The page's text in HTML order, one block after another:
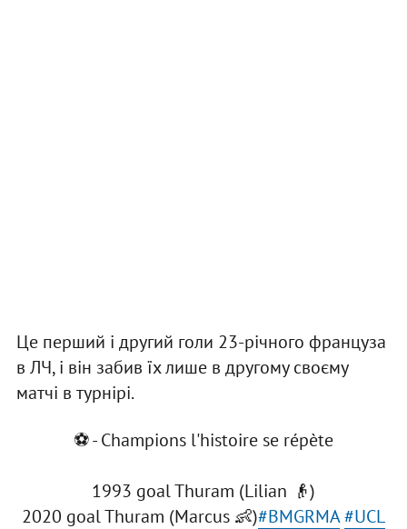
Це перший і другий голи 23-річного француза
в ЛЧ, і він забив їх лише в другому своєму
матчі в турнірі.
⚽ - Champions l'histoire se répète
1993 goal Thuram (Lilian 👴)
2020 goal Thuram (Marcus 👶)#BMGRMA#UCL